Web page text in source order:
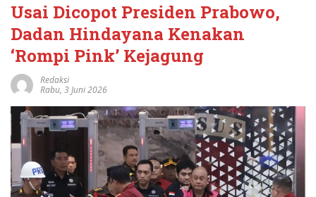
Usai Dicopot Presiden Prabowo,
Dadan Hindayana Kenakan
‘Rompi Pink’ Kejagung
Redaksi
Rabu, 3 Juni 2026